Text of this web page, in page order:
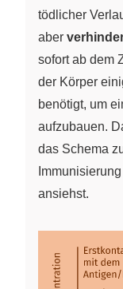
tödlicher
aber
sofort ab dem
der Körper
benötigt, um
aufzubauen.
das Schema
ansiehst.